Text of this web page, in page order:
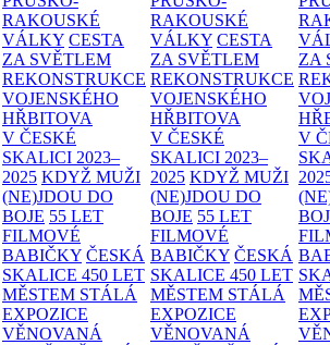
RAKOUSKÉ
VÁLKY CESTA
ZA SVĚTLEM
REKONSTRUKCE
VOJENSKÉHO
HŘBITOVA
V ČESKÉ
SKALICI 2023–
2025 KDYŽ MUŽI
(NE)JDOU DO
BOJE 55 LET
FILMOVÉ
BABIČKY ČESKÁ
SKALICE 450 LET
MĚSTEM STÁLÁ
EXPOZICE
VĚNOVANÁ
RAKOUSKÉ
VÁLKY CESTA
ZA SVĚTLEM
REKONSTRUKCE
VOJENSKÉHO
HŘBITOVA
V ČESKÉ
SKALICI 2023–
2025 KDYŽ MUŽI
(NE)JDOU DO
BOJE 55 LET
FILMOVÉ
BABIČKY ČESKÁ
SKALICE 450 LET
MĚSTEM STÁLÁ
EXPOZICE
VĚNOVANÁ
ZA
V